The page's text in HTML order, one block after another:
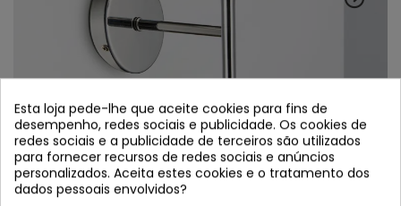
Esta loja pede-lhe que aceite cookies para fins de
desempenho, redes sociais e publicidade. Os cookies de
redes sociais e a publicidade de terceiros são utilizados
para fornecer recursos de redes sociais e anúncios
personalizados. Aceita estes cookies e o tratamento dos
dados pessoais envolvidos?